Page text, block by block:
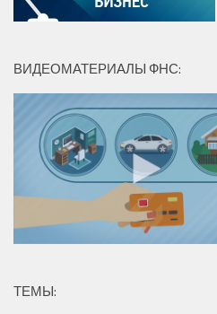
ВИДЕОМАТЕРИАЛЫ ФНС:
ТЕМЫ: